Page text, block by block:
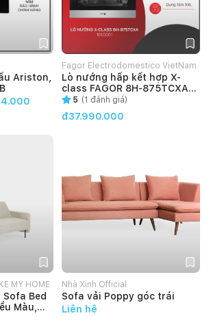
Ariston,
Fagor Electrodomestico VietNam
Lò nướng hấp kết hợp X-
class FAGOR 8H-875TCXA
(101.0001)
5 (1 đánh giá)
đ37.990.000
MY HOME
Bed
Màu,
Make
Nhà Xinh Official
Sofa vải Poppy góc trái
Liên hệ